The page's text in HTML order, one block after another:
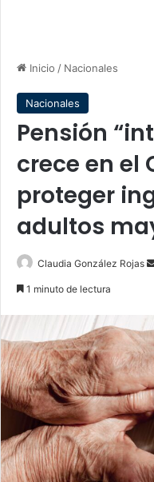
Inicio / Nacionales
Nacionales
Pensión
crece en el
proteger
adultos
Claudia González Rojas
1 minuto de lectura